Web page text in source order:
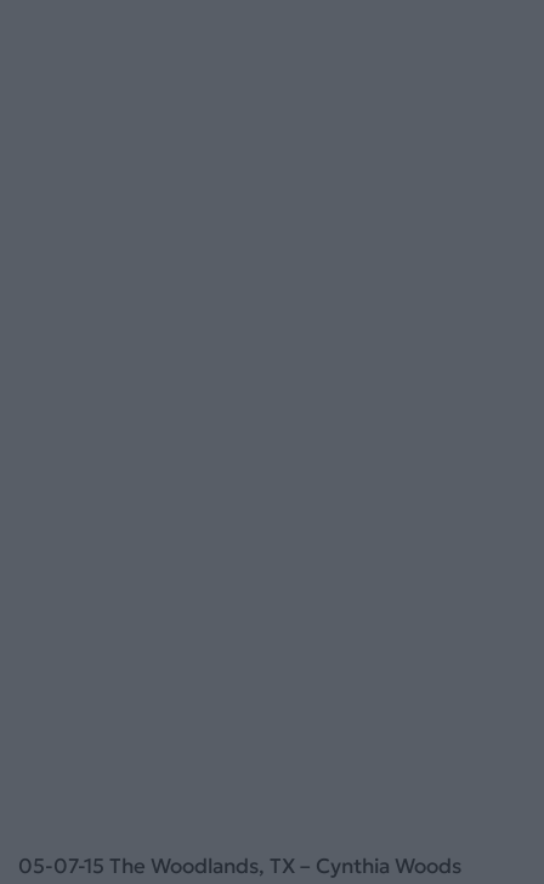
05-07-15 The Woodlands, TX – Cynthia Woods